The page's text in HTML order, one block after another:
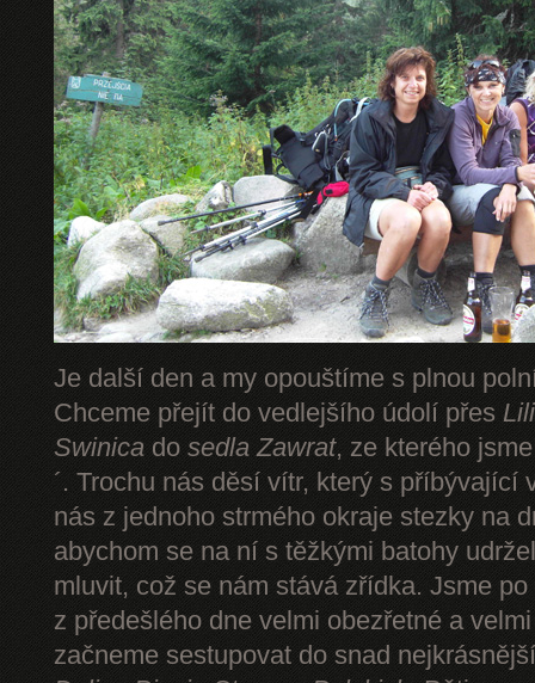
Je další den a my opouštíme s plnou
Chceme přejít do vedlejšího údolí přes
Swinica do sedla Zawrat, ze kterého
´. Trochu nás děsí vítr, který s příbývající
nás z jednoho strmého okraje stezky na
abychom se na ní s těžkými batohy
mluvit, což se nám stává zřídka. Jsme
z předešlého dne velmi obezřetné a
začneme sestupovat do snad